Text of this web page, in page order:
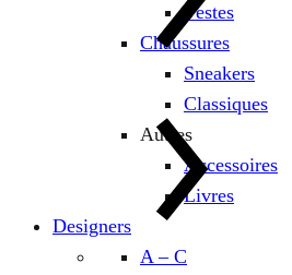
Vestes
Chaussures
Sneakers
Classiques
Autres
Accessoires
Livres
Designers
A – C